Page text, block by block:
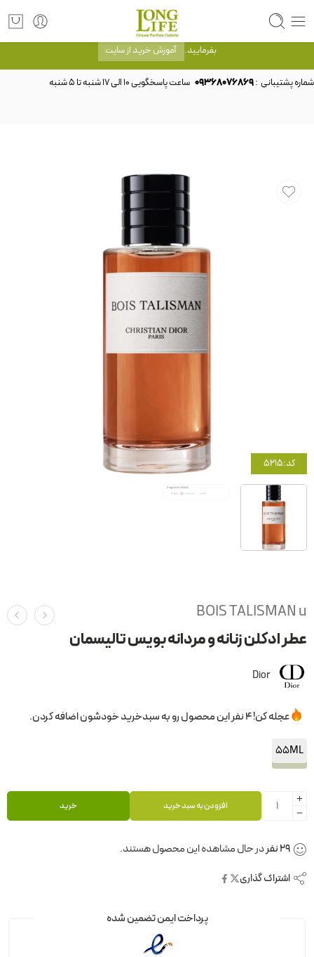
توجه! برند لانگ لایف رایحه های معروف را با شیشه و بسته بندی خود شرکت لانگ لایف
عرضه می کند.که با انتخاب حجم هر ادکلنی می توانید شیشه و بسته بندی را ملاحظه
بفرمایید. آموزش خرید از سایت
شماره پشتیبانی :09368076869
کد:5215
BOIS TALISMAN u
عطر ادکلن زنانه و مردانه بویس تالیسمان
Dior
عجله کن! 4 نفر این محصول رو به سبدخرید خودشون اضافه کردن.
55ML
افزودن به سبد خرید خرید
29نفردر حال مشاهده این محصول هستند.
اشتراک گذاری
پرداخت ایمن تضمین شده